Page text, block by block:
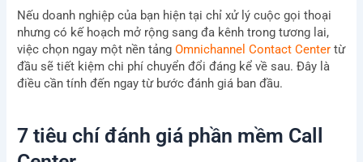
Nếu doanh nghiệp của bạn hiện tại chỉ xử lý cuộc gọi thoại
nhưng có kế hoạch mở rộng sang đa kênh trong tương lai,
việc chọn ngay một nền tảng Omnichannel Contact Center từ
đầu sẽ tiết kiệm chi phí chuyển đổi đáng kể về sau. Đây là
điều cần tính đến ngay từ bước đánh giá ban đầu.
7 tiêu chí đánh giá phần mềm Call